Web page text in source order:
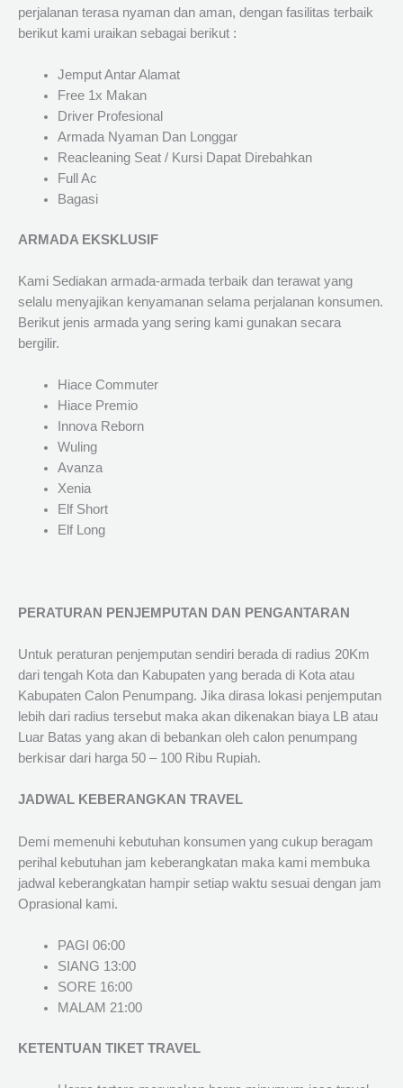
perjalanan terasa nyaman dan aman, dengan fasilitas terbaik
berikut kami uraikan sebagai berikut :
Jemput Antar Alamat
Free 1x Makan
Driver Profesional
Armada Nyaman Dan Longgar
Reacleaning Seat / Kursi Dapat Direbahkan
Full Ac
Bagasi
ARMADA EKSKLUSIF
Kami Sediakan armada-armada terbaik dan terawat yang
selalu menyajikan kenyamanan selama perjalanan konsumen.
Berikut jenis armada yang sering kami gunakan secara
bergilir.
Hiace Commuter
Hiace Premio
Innova Reborn
Wuling
Avanza
Xenia
Elf Short
Elf Long
PERATURAN PENJEMPUTAN DAN PENGANTARAN
Untuk peraturan penjemputan sendiri berada di radius 20Km
dari tengah Kota dan Kabupaten yang berada di Kota atau
Kabupaten Calon Penumpang. Jika dirasa lokasi penjemputan
lebih dari radius tersebut maka akan dikenakan biaya LB atau
Luar Batas yang akan di bebankan oleh calon penumpang
berkisar dari harga 50 – 100 Ribu Rupiah.
JADWAL KEBERANGKAN TRAVEL
Demi memenuhi kebutuhan konsumen yang cukup beragam
perihal kebutuhan jam keberangkatan maka kami membuka
jadwal keberangkatan hampir setiap waktu sesuai dengan jam
Oprasional kami.
PAGI 06:00
SIANG 13:00
SORE 16:00
MALAM 21:00
KETENTUAN TIKET TRAVEL